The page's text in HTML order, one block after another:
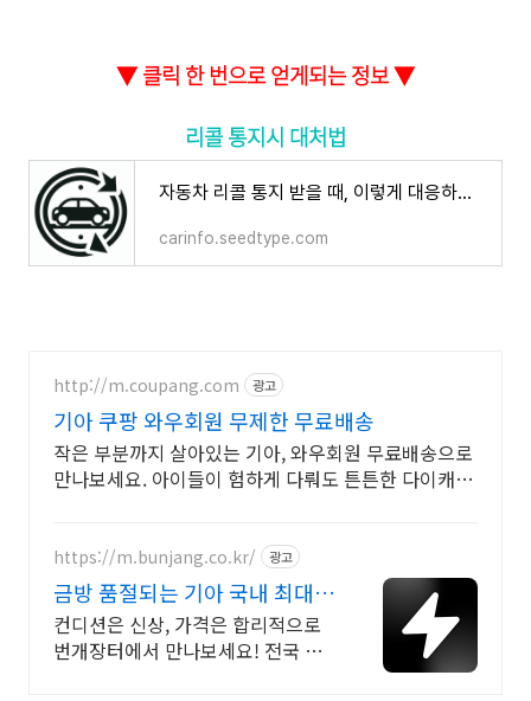
▼ 클릭 한 번으로 얻게되는 정보 ▼
리콜 통지시 대처법
자동차 리콜 통지 받을 때, 이렇게 대응하세요
carinfo.seedtype.com
http://m.coupang.com 광고
기아 쿠팡 와우회원 무제한 무료배송
작은 부분까지 살아있는 기아, 와우회원 무료배송으로
만나보세요. 아이들이 험하게 다뤄도 튼튼한 다이캐스
https://m.bunjang.co.kr/ 광고
금방 품절되는 기아 국내 최대
브랜드 중고거래
컨디션은 신상, 가격은 합리적으로
번개장터에서 만나보세요! 전국 각